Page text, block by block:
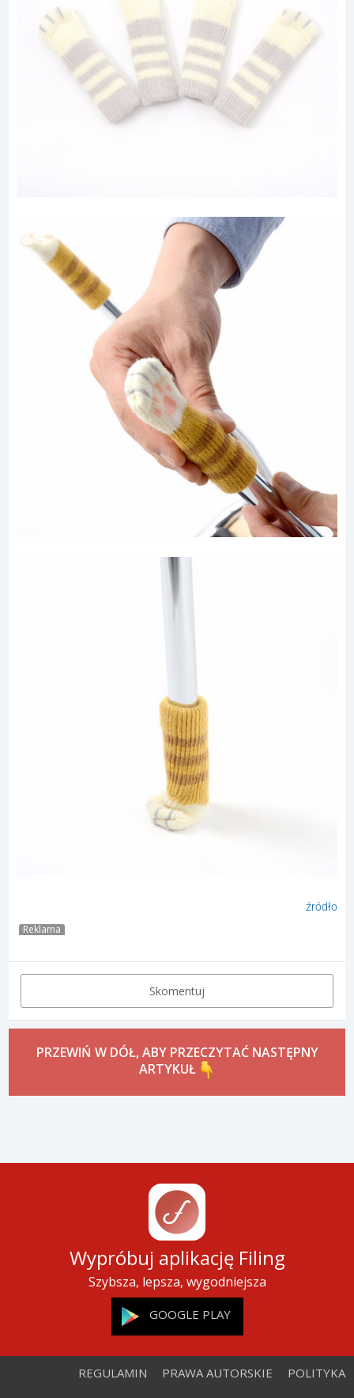
źródło
Reklama
Skomentuj
PRZEWIŃ W DÓŁ, ABY PRZECZYTAĆ NASTĘPNY
ARTYKUŁ
Wypróbuj aplikację Filing
Szybsza, lepsza, wygodniejsza
GOOGLE PLAY
REGULAMIN PRAWA AUTORSKIE POLITYKA